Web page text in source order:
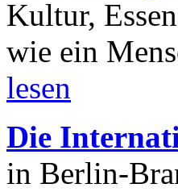
Kultur,
wie ein
lesen
Die
in Berlin-